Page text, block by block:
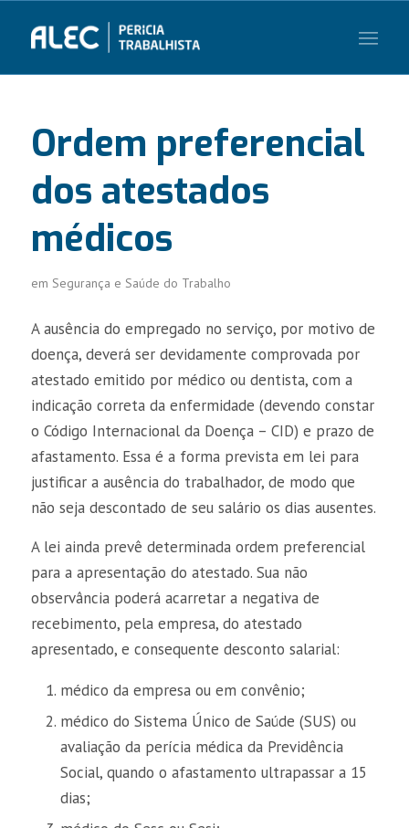
Ordem preferencial
dos atestados
médicos
em Segurança e Saúde do Trabalho
A ausência do empregado no serviço, por motivo de
doença, deverá ser devidamente comprovada por
atestado emitido por médico ou dentista, com a
indicação correta da enfermidade (devendo constar
o Código Internacional da Doença – CID) e prazo de
afastamento. Essa é a forma prevista em lei para
justificar a ausência do trabalhador, de modo que
não seja descontado de seu salário os dias ausentes.
A lei ainda prevê determinada ordem preferencial
para a apresentação do atestado. Sua não
observância poderá acarretar a negativa de
recebimento, pela empresa, do atestado
apresentado, e consequente desconto salarial:
médico da empresa ou em convênio;
médico do Sistema Único de Saúde (SUS) ou
avaliação da perícia médica da Previdência
Social, quando o afastamento ultrapassar a 15
dias;